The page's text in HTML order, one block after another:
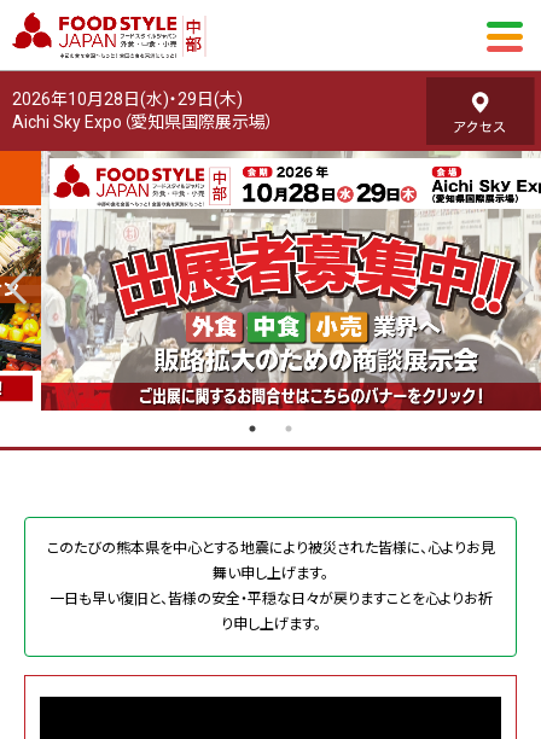
2026年10月28日(水)・29日(木)
Aichi Sky Expo（愛知県国際展示場）
このたびの熊本県を中心とする地震により被災された皆様に、心よりお見
舞い申し上げます。
一日も早い復旧と、皆様の安全・平穏な日々が戻りますことを心よりお祈
り申し上げます。